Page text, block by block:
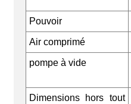
Pouvoir
Air comprimé
pompe à vide
Dimensions hors tout